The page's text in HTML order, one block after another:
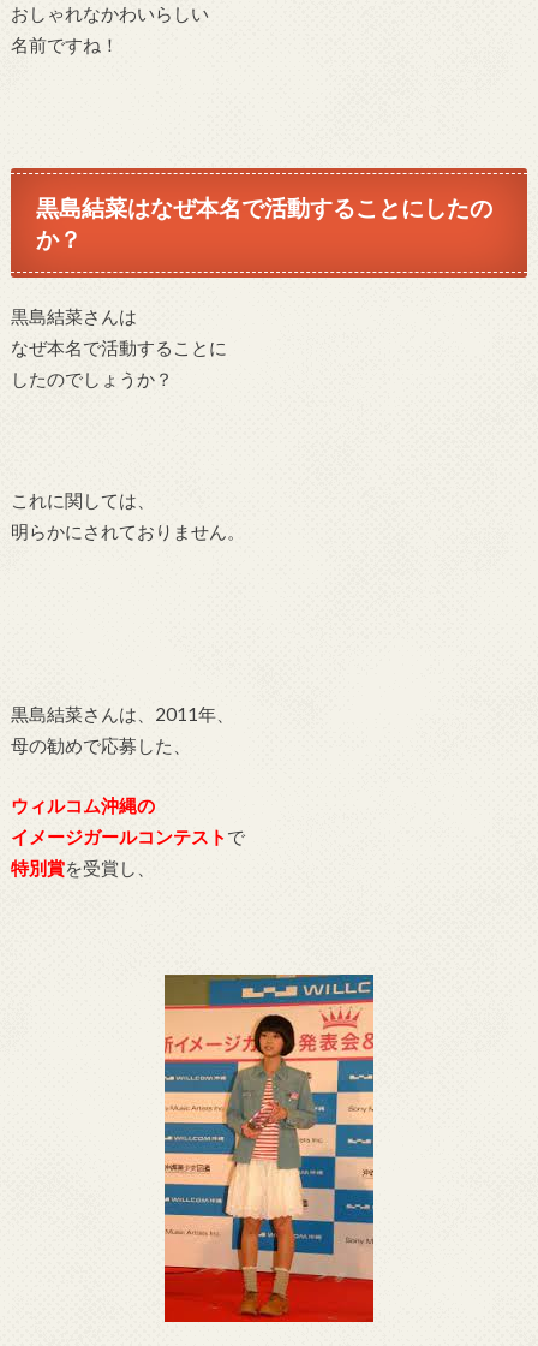
おしゃれなかわいらしい
名前ですね！
黒島結菜はなぜ本名で活動することにしたの
か？
黒島結菜さんは
なぜ本名で活動することに
したのでしょうか？
これに関しては、
明らかにされておりません。
黒島結菜さんは、2011年、
母の勧めで応募した、
ウィルコム沖縄の
イメージガールコンテスト で
特別賞を受賞し、